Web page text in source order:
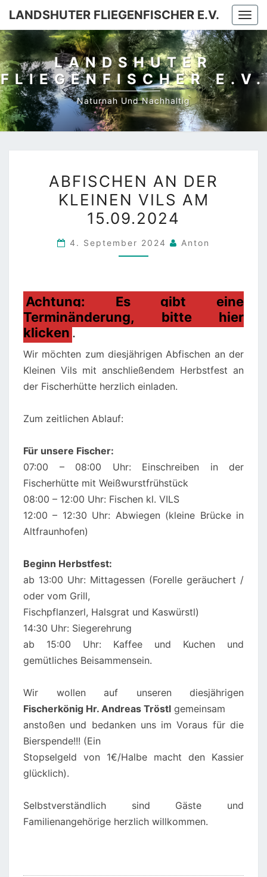
LANDSHUTER FLIEGENFISCHER E.V.
LANDSHUTER
FLIEGENFISCHER E.V.
Naturnah Und Nachhaltig
AN
DER
KLEINEN
AM
ABFISCHEN AN DER
KLEINEN VILS AM
15.09.2024
4. September 2024 Anton
Achtung: Es gibt eine
Terminänderung, bitte hier
klicken .
Wir möchten zum diesjährigen Abfischen an der
Kleinen Vils mit anschließendem Herbstfest an
der Fischerhütte herzlich einladen.
Zum zeitlichen Ablauf:
Für unsere Fischer:
07:00 – 08:00 Uhr: Einschreiben in der
Fischerhütte mit Weißwurstfrühstück
08:00 – 12:00 Uhr: Fischen kl. VILS
12:00 – 12:30 Uhr: Abwiegen (kleine Brücke in
Altfraunhofen)
Beginn Herbstfest:
ab 13:00 Uhr: Mittagessen (Forelle geräuchert /
oder vom Grill,
Fischpflanzerl, Halsgrat und Kaswürstl)
14:30 Uhr: Siegerehrung
ab 15:00 Uhr: Kaffee und Kuchen und
gemütliches Beisammensein.
Wir wollen auf unseren diesjährigen
Fischerkönig Hr. Andreas Tröstl gemeinsam
anstoßen und bedanken uns im Voraus für die
Bierspende!!! (Ein
Stopselgeld von 1€/Halbe macht den Kassier
glücklich).
Selbstverständlich sind Gäste und
Familienangehörige herzlich willkommen.